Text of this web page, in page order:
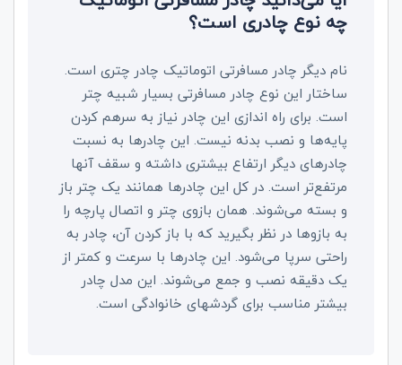
چه نوع چادری است؟
نام دیگر چادر مسافرتی اتوماتیک چادر چتری است.
ساختار این نوع چادر مسافرتی بسیار شبیه چتر
است. برای راه اندازی این چادر نیاز به سرهم کردن
پایه‌ها و نصب بدنه نیست. این چادرها به نسبت
چادرهای دیگر ارتفاع بیشتری داشته و سقف آنها
مرتفع‌تر است. در کل این چادرها همانند یک چتر باز
و بسته می‌شوند. همان بازوی چتر و اتصال پارچه را
به بازوها در نظر بگیرید که با باز کردن آن، چادر به
راحتی سرپا می‌شود. این چادرها با سرعت و کمتر از
یک دقیقه نصب و جمع می‌شوند. این مدل چادر
بیشتر مناسب برای گردشهای خانوادگی است.